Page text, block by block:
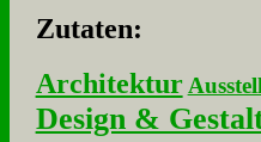
Zu­ta­ten:
Architektur
Design &